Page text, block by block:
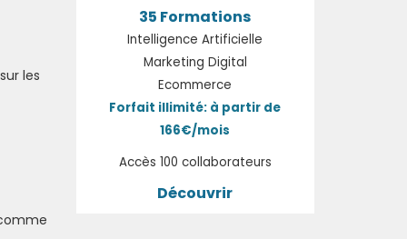
les
35 Formations
Intelligence Artificielle
Marketing Digital
Ecommerce
Forfait illimité: à partir de
166€/mois
Accès 100 collaborateurs
Découvrir